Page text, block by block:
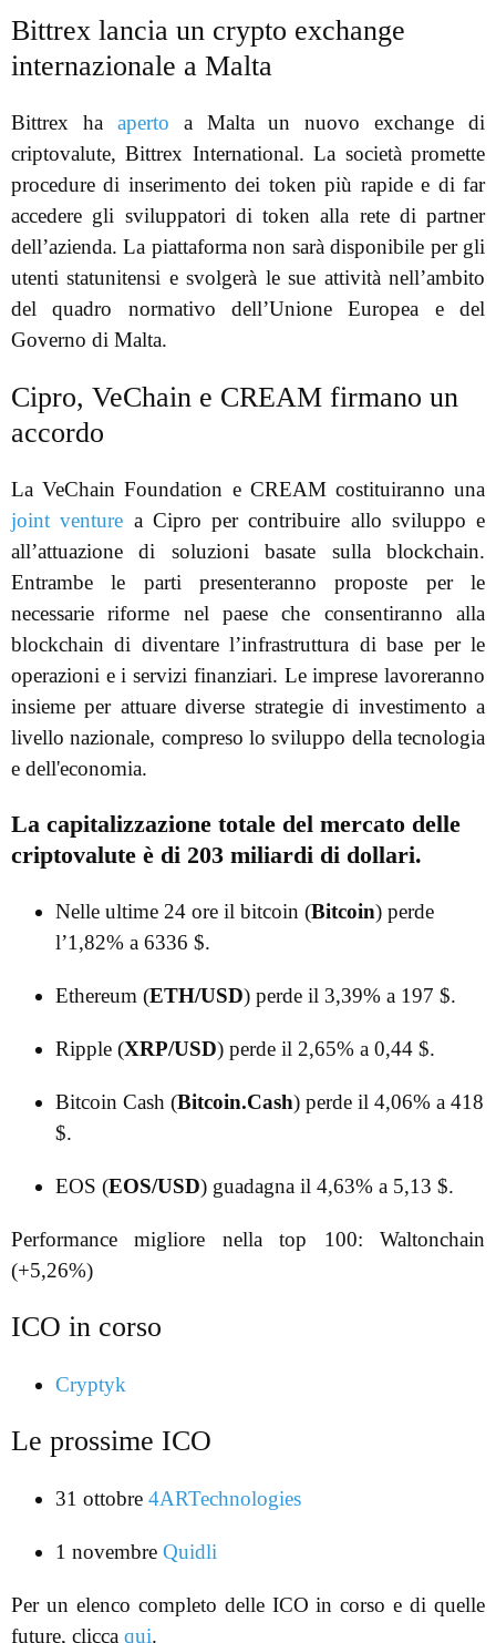
Bittrex lancia un crypto exchange
internazionale a Malta
Bittrex ha aperto a Malta un nuovo exchange di
criptovalute, Bittrex International. La società promette
procedure di inserimento dei token più rapide e di far
accedere gli sviluppatori di token alla rete di partner
dell’azienda. La piattaforma non sarà disponibile per gli
utenti statunitensi e svolgerà le sue attività nell’ambito
del quadro normativo dell’Unione Europea e del
Governo di Malta.
Cipro, VeChain e CREAM firmano un
accordo
La VeChain Foundation e CREAM costituiranno una
joint venture a Cipro per contribuire allo sviluppo e
all’attuazione di soluzioni basate sulla blockchain.
Entrambe le parti presenteranno proposte per le
necessarie riforme nel paese che consentiranno alla
blockchain di diventare l’infrastruttura di base per le
operazioni e i servizi finanziari. Le imprese lavoreranno
insieme per attuare diverse strategie di investimento a
livello nazionale, compreso lo sviluppo della tecnologia
e dell'economia.
La capitalizzazione totale del mercato delle
criptovalute è di 203 miliardi di dollari.
Nelle ultime 24 ore il bitcoin (Bitcoin) perde
l’1,82% a 6336 $.
Ethereum (ETH/USD) perde il 3,39% a 197 $.
Ripple (XRP/USD) perde il 2,65% a 0,44 $.
Bitcoin Cash (Bitcoin.Cash) perde il 4,06% a 418
$.
EOS (EOS/USD) guadagna il 4,63% a 5,13 $.
Performance migliore nella top 100: Waltonchain
(+5,26%)
ICO in corso
Cryptyk
Le prossime ICO
31 ottobre 4ARTechnologies
1 novembre Quidli
Per un elenco completo delle ICO in corso e di quelle
future, clicca qui.